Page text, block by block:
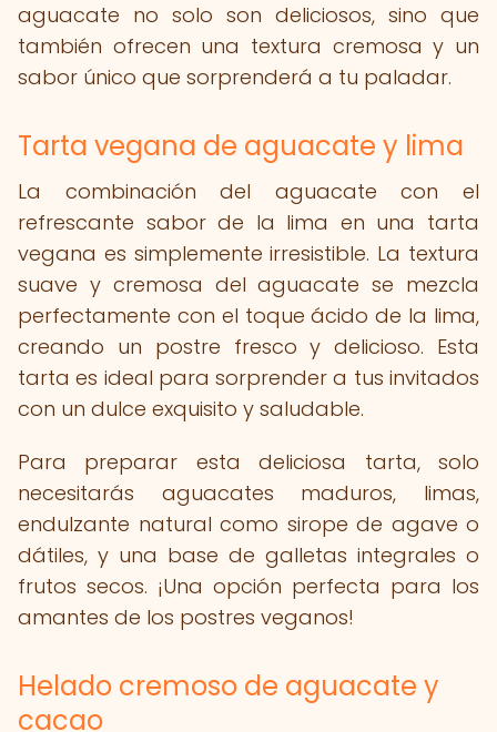
aguacate no solo son deliciosos, sino que
también ofrecen una textura cremosa y un
sabor único que sorprenderá a tu paladar.
Tarta vegana de aguacate y lima
La combinación del aguacate con el
refrescante sabor de la lima en una tarta
vegana es simplemente irresistible. La textura
suave y cremosa del aguacate se mezcla
perfectamente con el toque ácido de la lima,
creando un postre fresco y delicioso. Esta
tarta es ideal para sorprender a tus invitados
con un dulce exquisito y saludable.
Para preparar esta deliciosa tarta, solo
necesitarás aguacates maduros, limas,
endulzante natural como sirope de agave o
dátiles, y una base de galletas integrales o
frutos secos. ¡Una opción perfecta para los
amantes de los postres veganos!
Helado cremoso de aguacate y
cacao